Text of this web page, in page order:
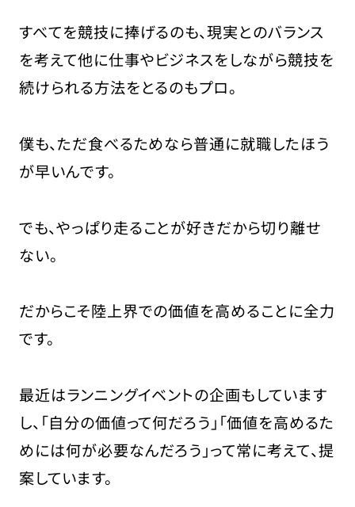
すべてを競技に捧げるのも、現実とのバランス
を考えて他に仕事やビジネスをしながら競技を
続けられる方法をとるのもプロ。
僕も、ただ食べるためなら普通に就職したほう
が早いんです。
でも、やっぱり走ることが好きだから切り離せ
ない。
だからこそ陸上界での価値を高めることに全力
です。
最近はランニングイベントの企画もしています
し、「自分の価値って何だろう」「価値を高めるた
めには何が必要なんだろう」って常に考えて、提
案しています。